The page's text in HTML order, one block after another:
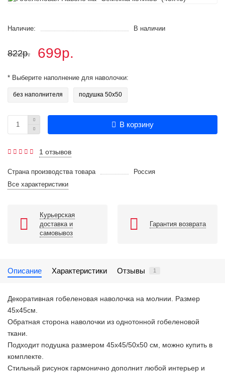
Наличие: В наличии
822р. 699р.
* Выберите наполнение для наволочки:
без наполнителя подушка 50х50
В корзину
1 отзывов
Страна производства товара
Россия
Все характеристики
Курьерская
доставка и
самовывоз
Гарантия возврата
Описание Характеристики Отзывы 1
Декоративная гобеленовая наволочка на молнии. Размер
45х45см.
Обратная сторона наволочки из однотонной гобеленовой
ткани.
Подходит подушка размером 45х45/50х50 см, можно купить в
комплекте.
Стильный рисунок гармонично дополнит любой интерьер и